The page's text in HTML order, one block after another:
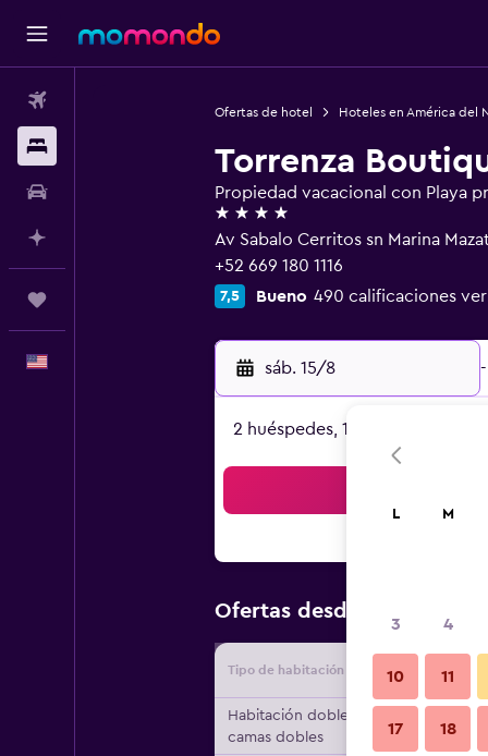
Ofertas de hotel Hoteles en América del
Torrenza
Propiedad vacacional con Playa
4 estrellas
Av Sabalo Cerritos sn Marina
+52 669 180 1116
7,5 Bueno 490 calificaciones
sáb. 15/8 -
2 huéspedes, 1 habitación
Ofertas desde Oferta
Tipo de habitación
Habitación doble, 2
camas dobles
L M
3 4
10 11
17 18